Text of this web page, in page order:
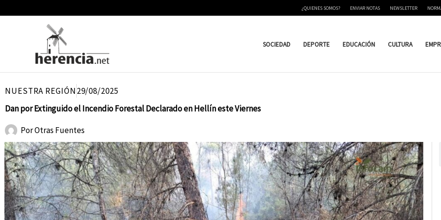
¿QUIENES SOMOS? ENVIAR NOTAS NEWSLETTER
SOCIEDAD DEPORTE EDUCACIÓN CULTURA
NUESTRA REGIÓN29/08/2025
Dan por Extinguido el Incendio Forestal Declarado en Hellín este Viernes
PorOtras Fuentes